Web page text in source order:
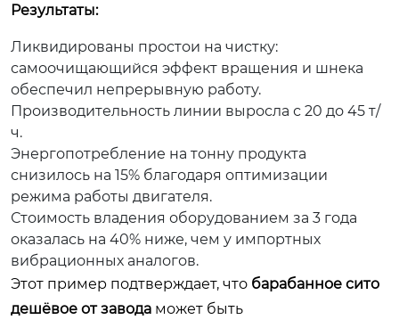
Результаты:
Ликвидированы простои на чистку:
самоочищающийся эффект вращения и шнека
обеспечил непрерывную работу.
Производительность линии выросла с 20 до 45 т/
ч.
Энергопотребление на тонну продукта
снизилось на 15% благодаря оптимизации
режима работы двигателя.
Стоимость владения оборудованием за 3 года
оказалась на 40% ниже, чем у импортных
вибрационных аналогов.
Этот пример подтверждает, что барабанное сито
дешёвое от завода может быть